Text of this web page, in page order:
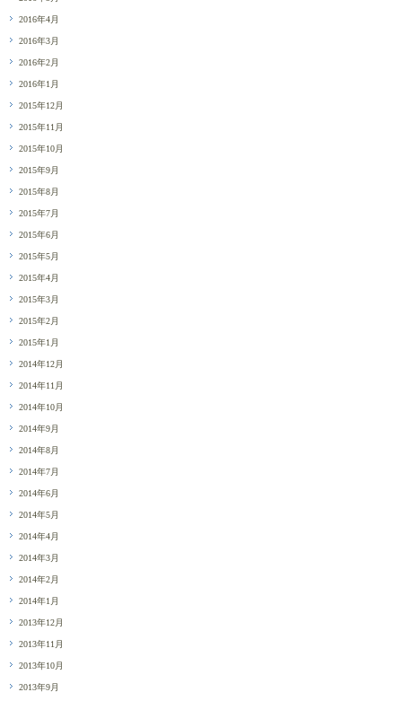
2016年4月
2016年3月
2016年2月
2016年1月
2015年12月
2015年11月
2015年10月
2015年9月
2015年8月
2015年7月
2015年6月
2015年5月
2015年4月
2015年3月
2015年2月
2015年1月
2014年12月
2014年11月
2014年10月
2014年9月
2014年8月
2014年7月
2014年6月
2014年5月
2014年4月
2014年3月
2014年2月
2014年1月
2013年12月
2013年11月
2013年10月
2013年9月